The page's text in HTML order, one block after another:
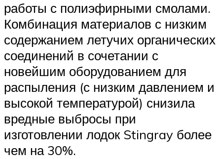
работы с полиэфирными смолами.
Комбинация материалов с низким
содержанием летучих органических
соединений в сочетании с
новейшим оборудованием для
распыления (с низким давлением и
высокой температурой) снизила
вредные выбросы при
изготовлении лодок Stingray более
чем на 30%.